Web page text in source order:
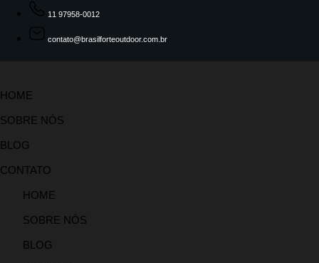
11 97958-0012
contato@brasilforteoutdoor.com.br
HOME
SOBRE NÓS
BLOG
CONTATO
HOME
SOBRE NÓS
BLOG